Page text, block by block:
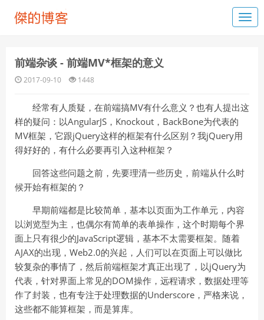
前端杂谈 - 前端MV*框架的意义
2017-09-10 1448
经常有人质疑，在前端搞MV有什么意义？也有人提出这
样的疑问：以AngularJS，Knockout，BackBone为代表的
MV框架，它跟jQuery这样的框架有什么区别？我jQuery用
得好好的，有什么必要再引入这种框架？
回答这些问题之前，先要理清一些历史，前端从什么时
候开始有框架的？
早期前端都是比较简单，基本以页面为工作单元，内容
以浏览型为主，也偶尔有简单的表单操作，这个时期每个界
面上只有很少的JavaScript逻辑，基本不太需要框架。随着
AJAX的出现，Web2.0的兴起，人们可以在页面上可以做比
较复杂的事情了，然后前端框架才真正出现了，以jQuery为
代表，针对界面上常见的DOM操作，远程请求，数据处理等
作了封装，也有专注于处理数据的Underscore，严格来说，
这些都不能算框架，而是算库。